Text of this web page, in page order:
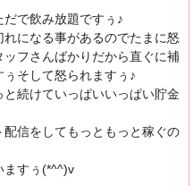
で飲み放題ですぅ♪
になる事があるのでたまに怒
フさんばかりだから直ぐに補
そして怒られますぅ♪
続けていっぱいいっぱい貯金
信をしてもっともっと稼ぐの
ますぅ(*^^)v